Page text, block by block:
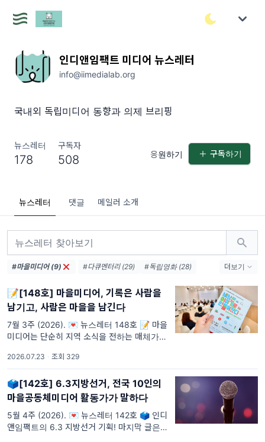
인디앤임팩트 미디어 뉴스레터
info@iimedialab.org
국내외 독립미디어 동향과 의제 브리핑
뉴스레터
178
구독자
508 응원하기 구독하기
뉴스레터 댓글 메일러 소개
#마을미디어 (9) #다큐멘터리 (29)
#독립영화 (28)
#AI (14)
#기후위기 (13)
#지역영화 (12)
#마을공동체미디어 (11)
#공동체라디오 (11)
#OTT (10)
#국정감사 (9)
#민주주의 (9)
더보기
📝[148호] 마을미디어, 기록은 사람을
남기고, 사람은 마을을 남긴다
7월 3주 (2026). 💌 뉴스레터 148호 📝 마을
미디어는 단순히 지역 소식을 전하는 매체가 아
이 사람을 연결하며 지역의 변화를 만들어가는
과정이기도 합니
2026.07.23 · 조회 329
🗳️[142호] 6.3지방선거, 전국 10인의
마을공동체미디어 활동가가 말하다
5월 4주 (2026). 💌 뉴스레터 142호 🗳️ 인디
앤임팩트의 6.3 지방선거 기획! 마지막 글은 공